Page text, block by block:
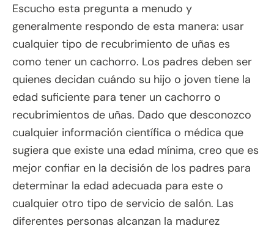
Escucho esta pregunta a menudo y
generalmente respondo de esta manera: usar
cualquier tipo de recubrimiento de uñas es
como tener un cachorro. Los padres deben ser
quienes decidan cuándo su hijo o joven tiene la
edad suficiente para tener un cachorro o
recubrimientos de uñas. Dado que desconozco
cualquier información científica o médica que
sugiera que existe una edad mínima, creo que es
mejor confiar en la decisión de los padres para
determinar la edad adecuada para este o
cualquier otro tipo de servicio de salón. Las
diferentes personas alcanzan la madurez